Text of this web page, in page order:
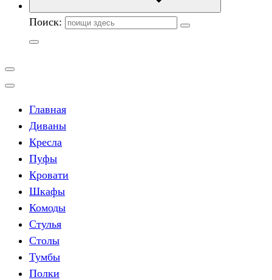
Поиск:
Главная
Диваны
Кресла
Пуфы
Кровати
Шкафы
Комоды
Стулья
Столы
Тумбы
Полки